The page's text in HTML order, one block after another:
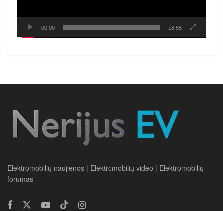
00:00 18:55
Elektromobilių naujienos | Elektromobilių video | Elektromobilių
forumas